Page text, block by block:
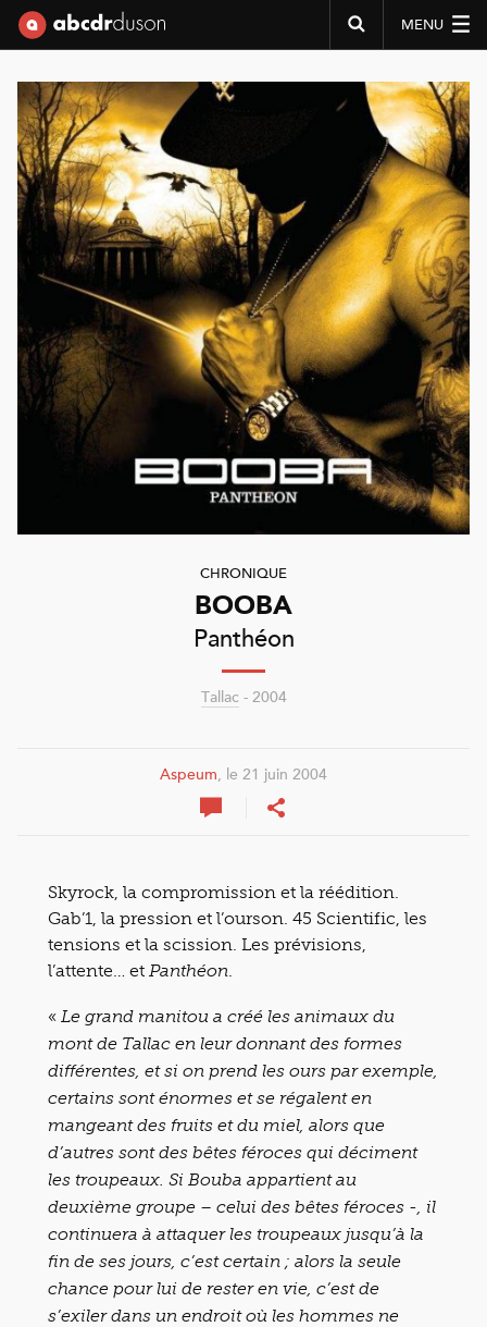
MENU
CHRONIQUE
BOOBA
Panthéon
Tallac - 2004
Aspeum, le 21 juin 2004
Skyrock, la compromission et la réédition.
Gab’1, la pression et l’ourson. 45 Scientific, les
tensions et la scission. Les prévisions,
l’attente… et Panthéon
« Le grand manitou a créé les animaux du
mont de Tallac en leur donnant des formes
différentes, et si on prend les ours par exemple,
certains sont énormes et se régalent en
mangeant des fruits et du miel, alors que
d’autres sont des bêtes féroces qui déciment
les troupeaux. Si Bouba appartient au
deuxième groupe – celui des bêtes féroces -, il
continuera à attaquer les troupeaux jusqu’à la
fin de ses jours, c’est certain ; alors la seule
chance pour lui de rester en vie, c’est de
s’exiler dans un endroit où les hommes ne